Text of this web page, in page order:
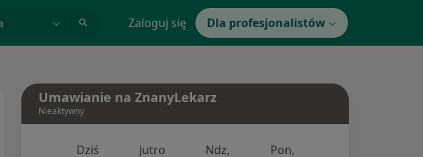
Zaloguj się Dla profesjonalistów
Umawianie na ZnanyLekarz
Nieaktywny
Dziś Jutro Ndz, Pon,